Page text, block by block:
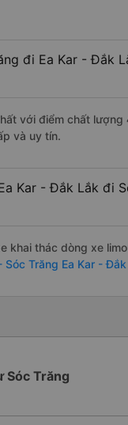
đi Ea Kar - Đắk
với điểm chất lượng
và uy tín.
Kar - Đắk Lắk đi
khai thác dòng xe
Sóc Trăng Ea Kar -
Sóc Trăng